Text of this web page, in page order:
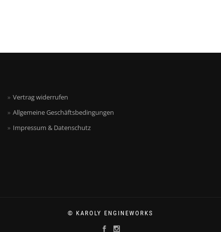
Vertrag widerrufen
Allgemeine Geschäftsbedingungen
Impressum & Datenschutz
© KAROLY ENGINEWORKS